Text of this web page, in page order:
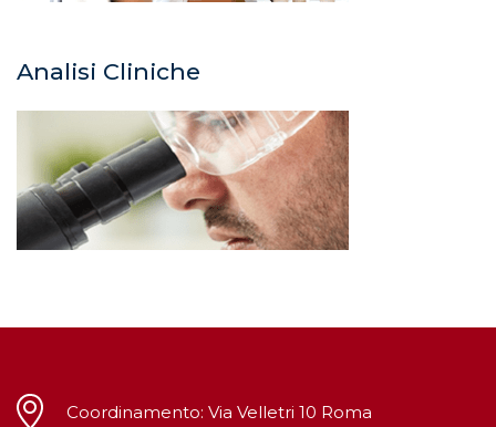
Analisi Cliniche
Coordinamento: Via Velletri 10 Roma